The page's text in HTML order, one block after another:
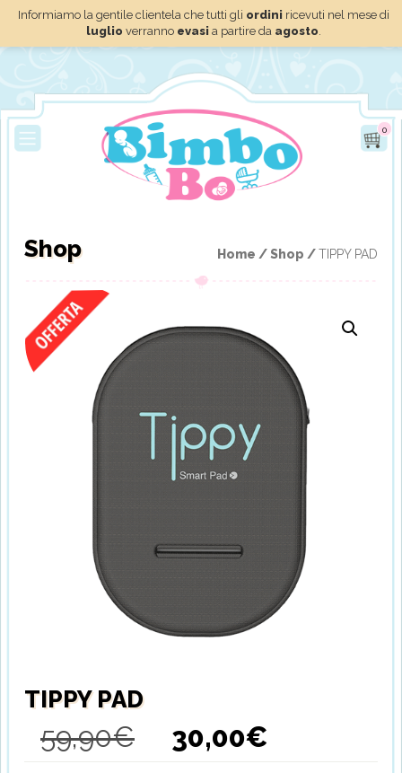
Informiamo la gentile clientela che tutti gli ordini ricevuti nel mese di
luglio verranno evasi a partire da agosto.
0
Home /Shop /TIPPY PAD
Shop
TIPPY PAD
59,90€ prezzo
30,00€